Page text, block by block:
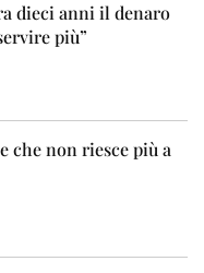
dieci anni il denaro
più”
che non riesce più a